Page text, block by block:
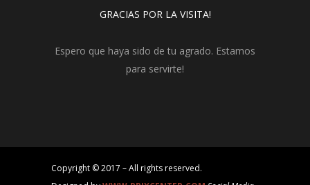
GRACIAS POR LA VISITA!
Espero que haya sido de tu agrado. Estamos
para servirte!
Copyright © 2017 – All rights reserved.